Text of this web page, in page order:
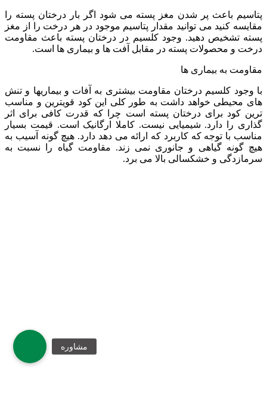
پتاسیم باعث پر شدن مغز پسته می شود اگر بار درختان پسته را
مقایسه کنید می توانید مقدار پتاسیم موجود در هر درخت را از مغز
پسته تشخیص دهید. وجود کلسیم در درختان پسته باعث مقاومت
درخت و محصولات پسته در مقابل آفت ها و بیماری ها است.
مقاومت به بیماری ها
با وجود کلسیم درختان مقاومت بیشتری به آفات و بیماریها و تنش
های محیطی خواهد داشت به طور کلی این کود قویترین و مناسب
ترین کود برای درختان پسته است چرا که قدرت کافی برای اثر
گذاری را دارد. شیمیایی نیست. کاملا ارگانیک است. قیمت بسیار
مناسب با توجه که کاربرد که ارائه می دهد دارد. هیچ گونه آسیب به
هیچ گونه گیاهی و جانوری نمی زند. مقاومت گیاه را نسبت به
سرمازدگی و خشکسالی بالا می برد.